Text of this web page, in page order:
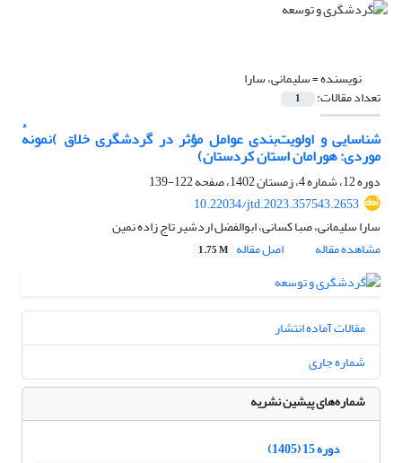
نویسنده =سلیمانی، سارا
تعداد مقالات: 1
شناسایی و اولویت‌بندی عوامل مؤثر در گردشگری خلاق )نمونهٔ
موردی: هورامان استان کردستان)
دوره 12، شماره 4، زمستان 1402، صفحه
122-139
10.22034/jtd.2023.357543.2653
سارا سلیمانی، صبا کسانی، ابوالفضل اردشیر تاج زاده نمین
مشاهده مقاله
اصل مقاله 1.75 M
مقالات آماده انتشار
شماره جاری
شماره‌های پیشین نشریه
دوره 15 (1405)